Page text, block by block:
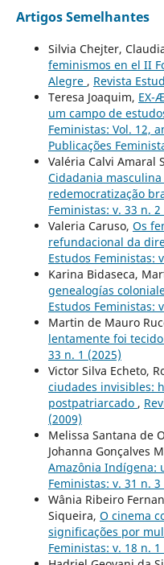
Artigos Semelhantes
Silvia Chejter,
feminismos en el II
Alegre , Revista
Teresa Joaquim, EX-
um campo de
Feministas: Vol. 12,
Publicações
Valéria Calvi Amaral
Cidadania
redemocratização
Feministas: v. 33 n. 2
Valeria Caruso, Os
refundacional da
Estudos Feministas:
Karina Bidaseca,
genealogías
Estudos Feministas:
Martin de Mauro
lentamente foi tecido
33 n. 1 (2025)
Victor Silva Echeto,
ciudades invisibles:
postpatriarcado ,
(2009)
Melissa Santana de
Johanna Gonçalves
Amazônia Indígena:
Feministas: v. 31 n. 3
Wânia Ribeiro
Siqueira, O cinema
significações por
Feministas: v. 18 n. 1